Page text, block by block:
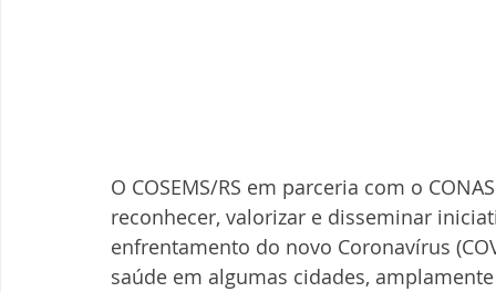
O COSEMS/RS em parceria com o
reconhecer, valorizar e disseminar
enfrentamento do novo Coronavírus
saúde em algumas cidades,